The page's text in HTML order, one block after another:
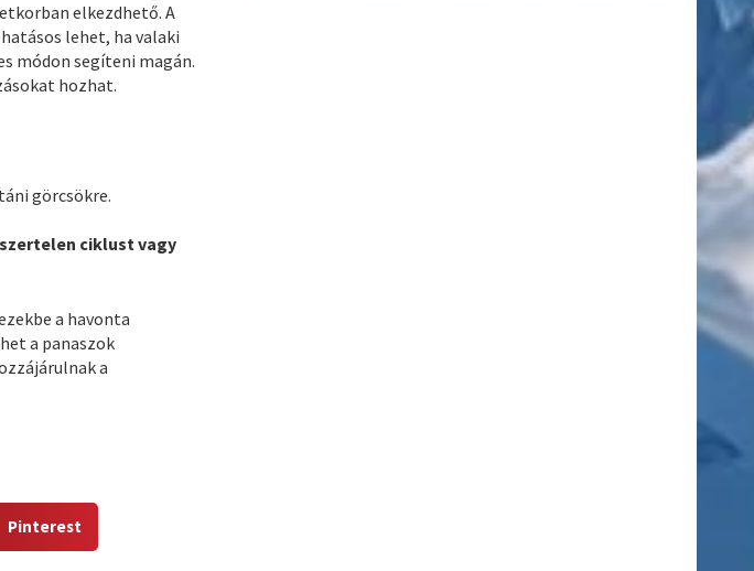
elkezdhető. A
lehet, ha valaki
módon segíteni magán.
hozhat.
görcsökre.
ciklust vagy
a havonta
a panaszok
a
Pinterest